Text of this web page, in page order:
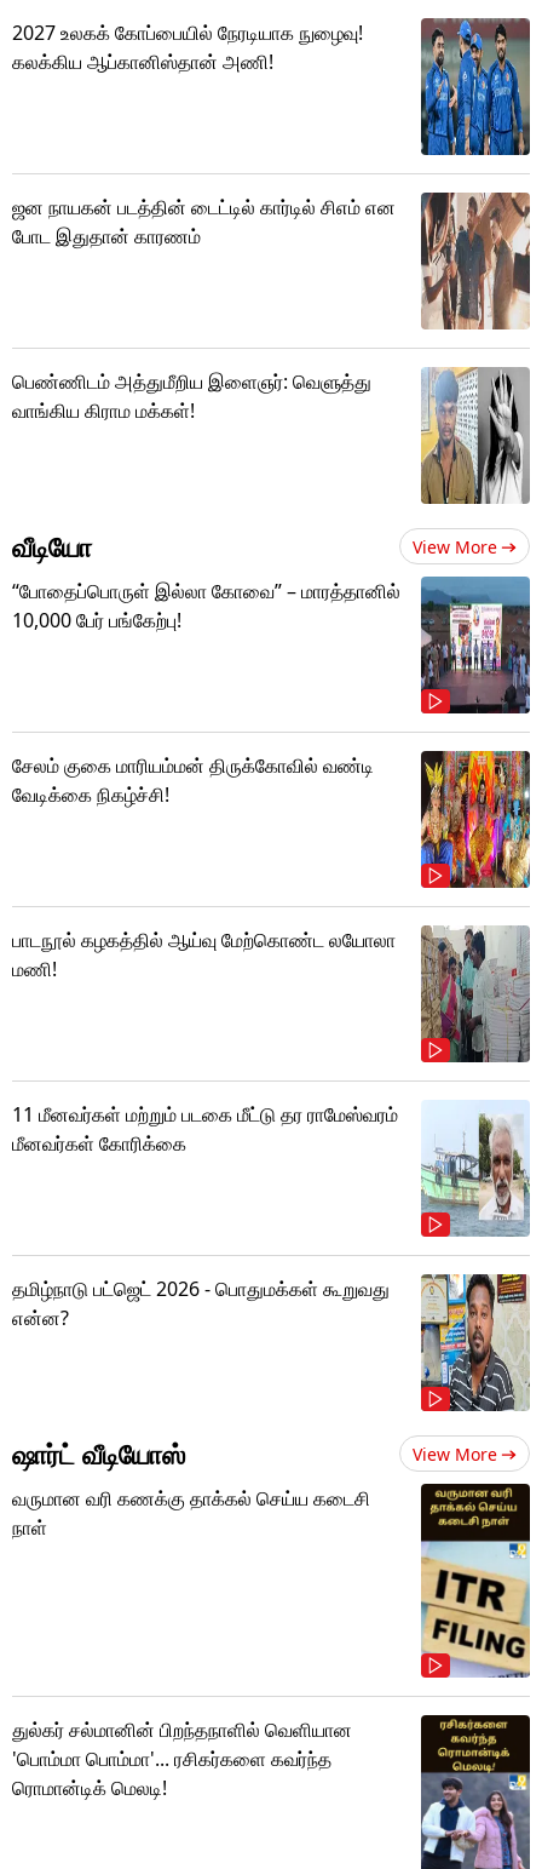
2027 உலகக் கோப்பையில் நேரடியாக நுழைவு!
கலக்கிய ஆப்கானிஸ்தான் அணி!
ஜன நாயகன் படத்தின் டைட்டில் கார்டில் சிஎம் என
போட இதுதான் காரணம்
பெண்ணிடம் அத்துமீறிய இளைஞர்: வெளுத்து
வாங்கிய கிராம மக்கள்!
வீடியோ View More
“போதைப்பொருள் இல்லா கோவை” – மாரத்தானில்
10,000 பேர் பங்கேற்பு!
சேலம் குகை மாரியம்மன் திருக்கோவில் வண்டி
வேடிக்கை நிகழ்ச்சி!
பாடநூல் கழகத்தில் ஆய்வு மேற்கொண்ட லயோலா
மணி!
11 மீனவர்கள் மற்றும் படகை மீட்டு தர ராமேஸ்வரம்
மீனவர்கள் கோரிக்கை
தமிழ்நாடு பட்ஜெட் 2026 - பொதுமக்கள் கூறுவது
என்ன?
ஷார்ட் வீடியோஸ் View More
வருமான வரி கணக்கு தாக்கல் செய்ய கடைசி
நாள்
துல்கர் சல்மானின் பிறந்தநாளில் வெளியான
'பொம்மா பொம்மா'... ரசிகர்களை கவர்ந்த
ரொமான்டிக் மெலடி!